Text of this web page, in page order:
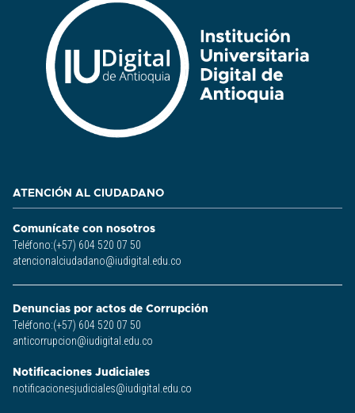
ATENCIÓN AL CIUDADANO
Comunícate con nosotros
Teléfono:(+57) 604 520 07 50
atencionalciudadano@iudigital.edu.co
Denuncias por actos de Corrupción
Teléfono:(+57) 604 520 07 50
anticorrupcion@iudigital.edu.co
Notificaciones Judiciales
notificacionesjudiciales@iudigital.edu.co